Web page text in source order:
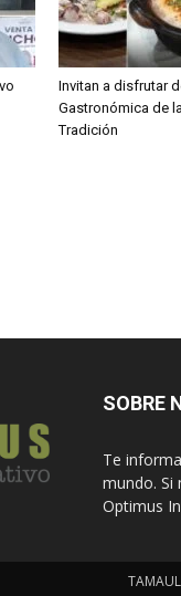
Invitan a disfrutar
Gastronómica de
Tradición
SOBRE
Te
mundo. Si
Optimus